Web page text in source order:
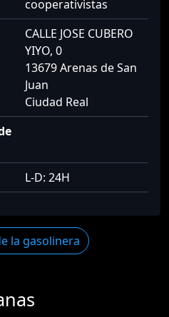
cooperativistas
CALLE JOSE CUBERO
YIYO, 0
13679 Arenas de San
Juan
Ciudad Real
L-D: 24H
la gasolinera